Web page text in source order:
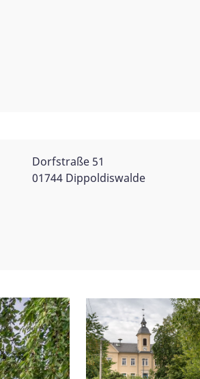
Dorfstraße 51
01744 Dippoldiswalde